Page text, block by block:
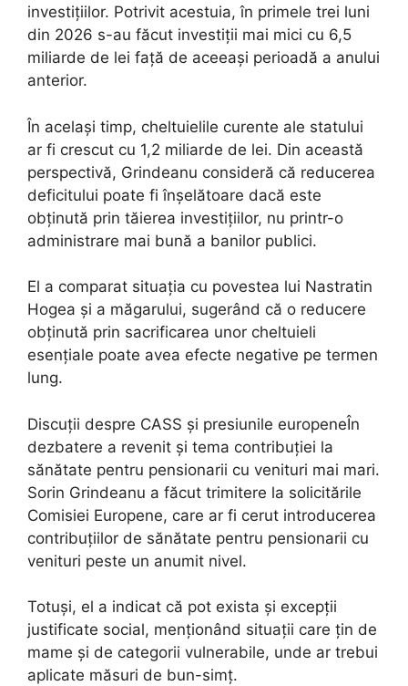
investițiilor. Potrivit acestuia, în primele trei luni
din 2026 s-au făcut investiții mai mici cu 6,5
miliarde de lei față de aceeași perioadă a anului
anterior.
În același timp, cheltuielile curente ale statului
ar fi crescut cu 1,2 miliarde de lei. Din această
perspectivă, Grindeanu consideră că reducerea
deficitului poate fi înșelătoare dacă este
obținută prin tăierea investițiilor, nu printr-o
administrare mai bună a banilor publici.
El a comparat situația cu povestea lui Nastratin
Hogea și a măgarului, sugerând că o reducere
obținută prin sacrificarea unor cheltuieli
esențiale poate avea efecte negative pe termen
lung.
Discuții despre CASS și presiunile europeneÎn
dezbatere a revenit și tema contribuției la
sănătate pentru pensionarii cu venituri mai mari.
Sorin Grindeanu a făcut trimitere la solicitările
Comisiei Europene, care ar fi cerut introducerea
contribuțiilor de sănătate pentru pensionarii cu
venituri peste un anumit nivel.
Totuși, el a indicat că pot exista și excepții
justificate social, menționând situații care țin de
mame și de categorii vulnerabile, unde ar trebui
aplicate măsuri de bun-simț.